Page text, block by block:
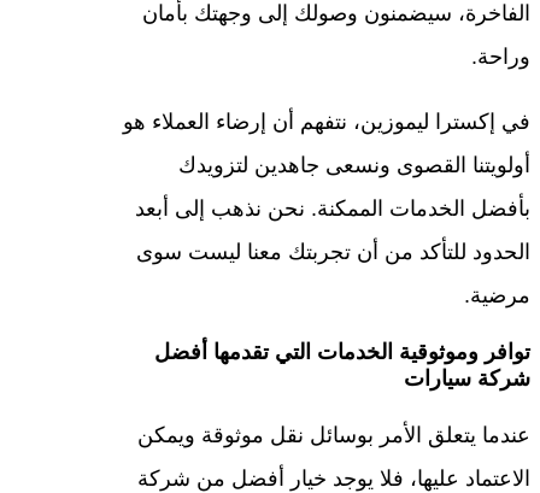
الفاخرة، سيضمنون وصولك إلى وجهتك بأمان
وراحة.
في إكسترا ليموزين، نتفهم أن إرضاء العملاء هو
أولويتنا القصوى ونسعى جاهدين لتزويدك
بأفضل الخدمات الممكنة. نحن نذهب إلى أبعد
الحدود للتأكد من أن تجربتك معنا ليست سوى
مرضية.
توافر وموثوقية الخدمات التي تقدمها أفضل
شركة سيارات
عندما يتعلق الأمر بوسائل نقل موثوقة ويمكن
الاعتماد عليها، فلا يوجد خيار أفضل من شركة